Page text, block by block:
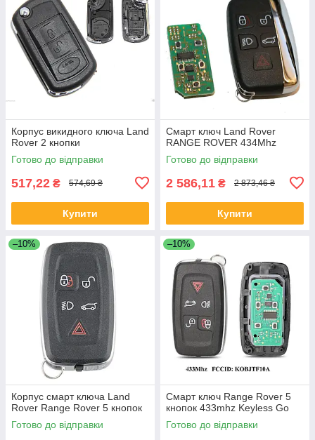
Корпус викидного ключа Land
Rover 2 кнопки
Готово до відправки
517,22 ₴ 574,69 ₴
Купити
Смарт ключ Land Rover
RANGE ROVER 434Mhz
Готово до відправки
2 586,11 ₴ 2 873,46 ₴
Купити
–10%
Корпус смарт ключа Land
Rover Range Rover 5 кнопок
Готово до відправки
–10%
Смарт ключ Range Rover 5
кнопок 433mhz Keyless Go
Готово до відправки